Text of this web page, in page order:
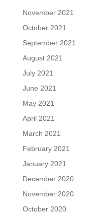
November 2021
October 2021
September 2021
August 2021
July 2021
June 2021
May 2021
April 2021
March 2021
February 2021
January 2021
December 2020
November 2020
October 2020